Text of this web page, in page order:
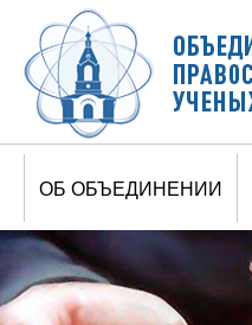
ОБ ОБЪЕДИНЕНИИ